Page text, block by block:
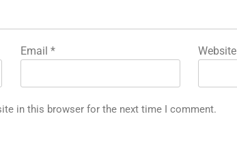
Email * Website
in this browser for the next time I comment.